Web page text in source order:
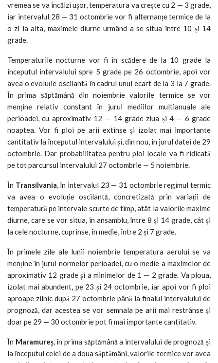
vremea se va încălzi ușor, temperatura va crește cu 2 — 3 grade,
iar intervalul 28 — 31 octombrie vor fi alternanțe termice de la
o zi la alta, maximele diurne urmând a se situa între 10 și 14
grade.
Temperaturile nocturne vor fi în scădere de la 10 grade la
începutul intervalului spre 5 grade pe 26 octombrie, apoi vor
avea o evoluție oscilantă în cadrul unui ecart de la 3 la 7 grade.
În prima săptămână din noiembrie valorile termice se vor
menține relativ constant în jurul mediilor multianuale ale
perioadei, cu aproximativ 12 — 14 grade ziua și 4 — 6 grade
noaptea. Vor fi ploi pe arii extinse și izolat mai importante
cantitativ la începutul intervalului și, din nou, în jurul datei de 29
octombrie. Dar probabilitatea pentru ploi locale va fi ridicată
pe tot parcursul intervalului 27 octombrie — 5 noiembrie.
În Transilvania, în intervalul 23 — 31 octombrie regimul termic
va avea o evoluție oscilantă, concretizată prin variații de
temperatură pe intervale scurte de timp, atât la valorile maxime
diurne, care se vor situa, în ansamblu, între 8 și 14 grade, cât și
la cele nocturne, cuprinse, în medie, între 2 și 7 grade.
În primele zile ale lunii noiembrie temperatura aerului se va
menține în jurul normelor perioadei, cu o medie a maximelor de
aproximativ 12 grade și a minimelor de 1 — 2 grade. Va ploua,
izolat mai abundent, pe 23 și 24 octombrie, iar apoi vor fi ploi
aproape zilnic după 27 octombrie până la finalul intervalului de
prognoză, dar acestea se vor semnala pe arii mai restrânse și
doar pe 29 — 30 octombrie pot fi mai importante cantitativ.
În Maramureș, în prima săptămână a intervalului de prognoză și
la începutul celei de a doua săptămâni, valorile termice vor avea